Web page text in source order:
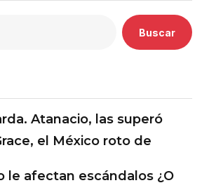
Buscar
Atanacio, las superó
el México roto de
le afectan escándalos ¿O